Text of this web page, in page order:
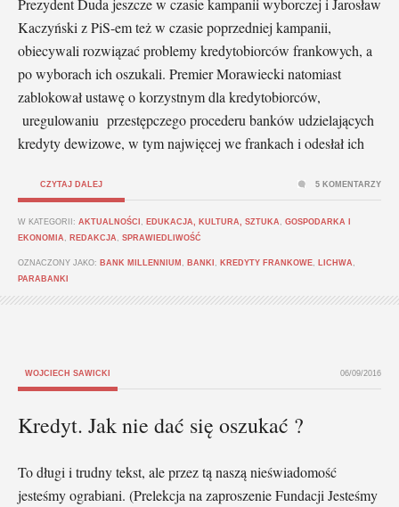
Prezydent Duda jeszcze w czasie kampanii wyborczej i Jarosław
Kaczyński z PiS-em też w czasie poprzedniej kampanii,
obiecywali rozwiązać problemy kredytobiorców frankowych, a
po wyborach ich oszukali. Premier Morawiecki natomiast
zablokował ustawę o korzystnym dla kredytobiorców,
uregulowaniu przestępczego procederu banków udzielających
kredyty dewizowe, w tym najwięcej we frankach i odesłał ich
CZYTAJ DALEJ
W KATEGORII: AKTUALNOŚCI EDUKACJA, KULTURA, SZTUKA
GOSPODARKA I
EKONOMIA
REDAKCJA SPRAWIEDLIWOŚĆ
OZNACZONY JAKO: BANK MILLENNIUM BANKI KREDYTY FRANKOWE LICHWA
PARABANKI
5 KOMENTARZY
WOJCIECH SAWICKI 06/09/2016
Kredyt. Jak nie dać się oszukać ?
To długi i trudny tekst, ale przez tą naszą nieświadomość
jesteśmy ograbiani. (Prelekcja na zaproszenie Fundacji Jesteśmy